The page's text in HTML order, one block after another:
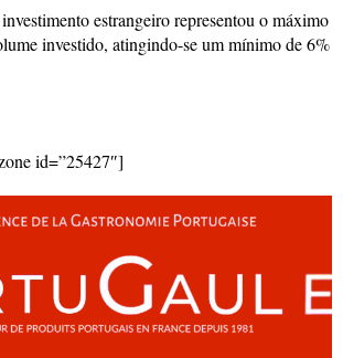
estrangeiro representou o máximo
investido, atingindo-se um mínimo de 6%
id=”25427″]